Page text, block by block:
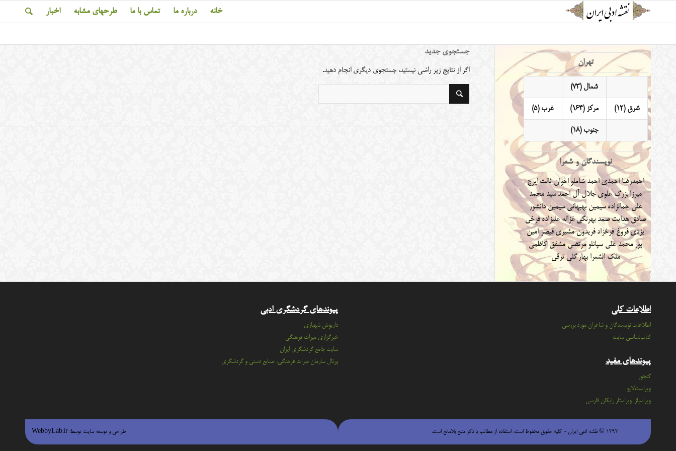
خانه درباره ما تماس با ما طرحهای مشابه اخبار
جستجوی جدید
اگر از نتایج زیر راضی نیستید، جستجوی دیگری انجام دهید.
تهران
شمال (73)
شرق (12) مرکز (164) غرب (5)
جنوب (18)
نویسندگان و شعرا
احمدرضا احمدیاحمد شاملواخوان ثالث ایرج
میرزابزرگ علوی جلال آل احمد سید محمد
علی جمالزاده سیمین بهبهانیسیمین دانشور
صادق هدایتصمد بهرنگیغزاله علیزادهفرخی
یزدیفروغ فرخزاد فریدون مشیری قیصر امین
پور محمد علی سپانلو مرتضی مشفق کاظمی
ملک الشعرا بهارگلی ترقی
اطلاعات کلی
اطلاعات نویسندگان و شاعران مورد بررسی
کتاب‌شناسی سایت
پیوندهای مفید
گنجور
ویراست‌لایو
ویراسباز: ویراستار رایگان فارسی
پیوندهای گردشگری ادبی
داریوش شهبازی
خبرگزاری میراث فرهنگی
سايت جامع گردشگري ايران
پرتال سازمان ميراث فرهنگي، صنايع دستي و گردشگري
۱۳۹۳ © نقشه ادبی ایران - كليه حقوق محفوظ است، استفاده از مطالب با ذكر منبع بلامانع است. طراحی و توسعه سایت توسط: WebbyLab.ir